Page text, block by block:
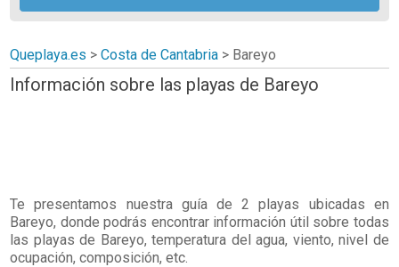
Queplaya.es >Costa de Cantabria > Bareyo
Información sobre las playas de Bareyo
Te presentamos nuestra guía de 2 playas ubicadas en
Bareyo, donde podrás encontrar información útil sobre todas
las playas de Bareyo, temperatura del agua, viento, nivel de
ocupación, composición, etc.